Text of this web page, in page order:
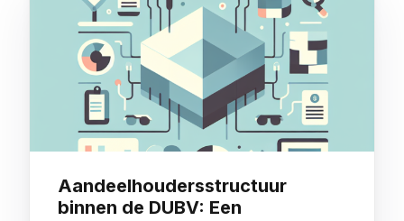
Aandeelhoudersstructuur
binnen de DUBV: Een